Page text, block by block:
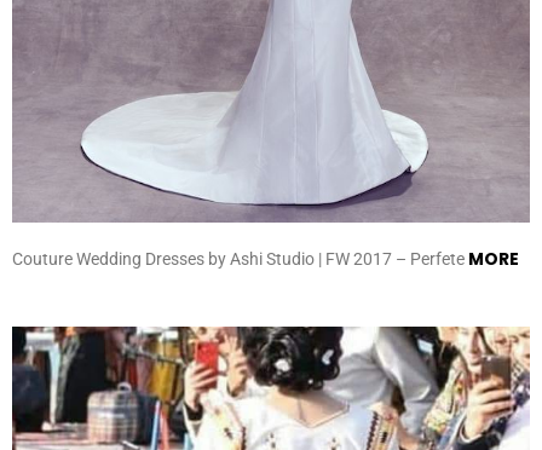
Couture Wedding Dresses by Ashi Studio | FW 2017 – Perfete MORE